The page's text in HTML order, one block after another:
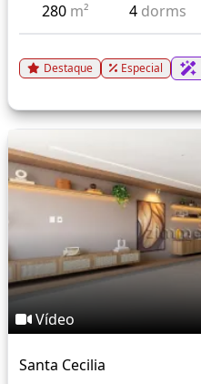
280 m² 4 dorms
Destaque Especial
Vídeo
Santa Cecilia